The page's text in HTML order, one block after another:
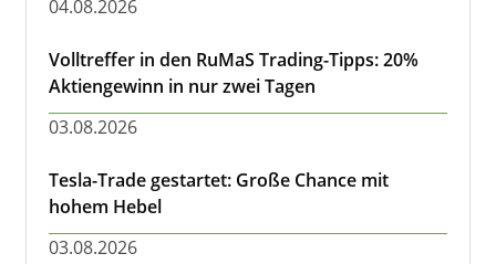
04.08.2026
Volltreffer in den RuMaS Trading-Tipps: 20%
Aktiengewinn in nur zwei Tagen
03.08.2026
Tesla-Trade gestartet: Große Chance mit
hohem Hebel
03.08.2026